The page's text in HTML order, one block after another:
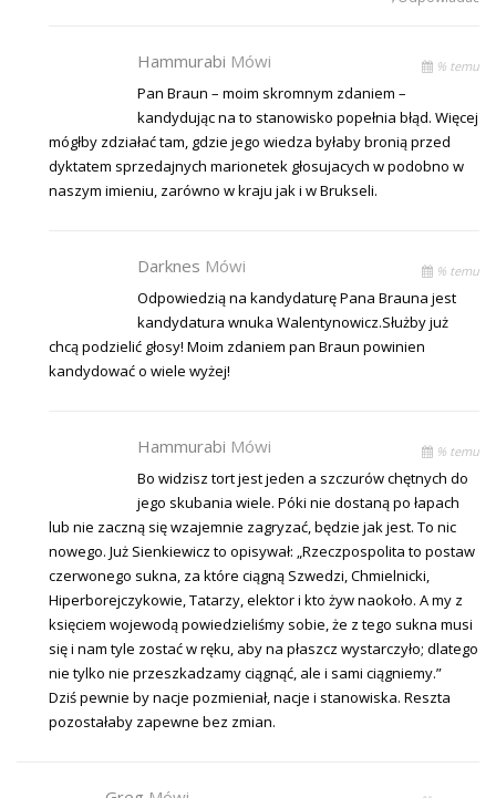
Hammurabi Mówi % temu
Pan Braun – moim skromnym zdaniem –
kandydując na to stanowisko popełnia błąd. Więcej
mógłby zdziałać tam, gdzie jego wiedza byłaby bronią przed
dyktatem sprzedajnych marionetek głosujacych w podobno w
naszym imieniu, zarówno w kraju jak i w Brukseli.
Darknes Mówi % temu
Odpowiedzią na kandydaturę Pana Brauna jest
kandydatura wnuka Walentynowicz.Służby już
chcą podzielić głosy! Moim zdaniem pan Braun powinien
kandydować o wiele wyżej!
Hammurabi Mówi % temu
Bo widzisz tort jest jeden a szczurów chętnych do
jego skubania wiele. Póki nie dostaną po łapach
lub nie zaczną się wzajemnie zagryzać, będzie jak jest. To nic
nowego. Już Sienkiewicz to opisywał: „Rzeczpospolita to postaw
czerwonego sukna, za które ciągną Szwedzi, Chmielnicki,
Hiperborejczykowie, Tatarzy, elektor i kto żyw naokoło. A my z
księciem wojewodą powiedzieliśmy sobie, że z tego sukna musi
się i nam tyle zostać w ręku, aby na płaszcz wystarczyło; dlatego
nie tylko nie przeszkadzamy ciągnąć, ale i sami ciągniemy.”
Dziś pewnie by nacje pozmieniał, nacje i stanowiska. Reszta
pozostałaby zapewne bez zmian.